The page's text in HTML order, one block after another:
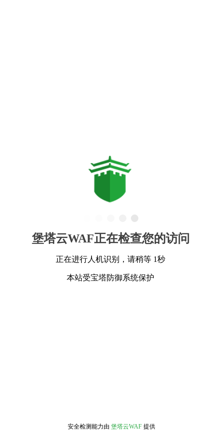
堡塔云WAF正在检查您的访问
正在进行人机识别，请稍等 1秒
本站受宝塔防御系统保护
安全检测能力由 堡塔云WAF 提供